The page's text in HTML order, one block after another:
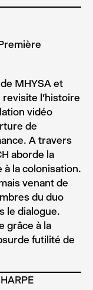
MHYSA et
revisite l’histoire
vidéo
de
A travers
aborde la
la colonisation.
venant de
du duo
le dialogue.
grâce à la
futilité de